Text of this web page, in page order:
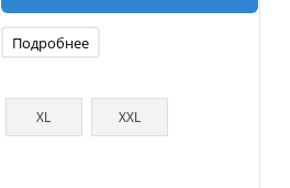
Подробнее
XL XXL